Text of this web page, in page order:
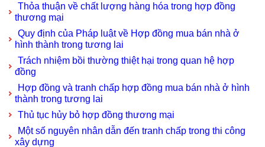
Thỏa thuận về chất lượng hàng hóa trong hợp đồng
thương mại
Quy định của Pháp luật về Hợp đồng mua bán nhà ở
hình thành trong tương lai
Trách nhiệm bồi thường thiệt hại trong quan hệ hợp
đồng
Hợp đồng và tranh chấp hợp đồng mua bán nhà ở hình
thành trong tương lai
Thủ tục hủy bỏ hợp đồng thương mại
Một số nguyên nhân dẫn đến tranh chấp trong thi công
xây dựng